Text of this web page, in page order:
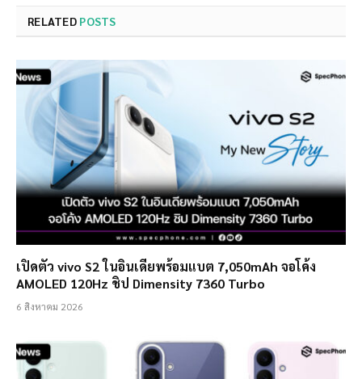
RELATED POSTS
เปิดตัว vivo S2 ในอินเดียพร้อมแบต 7,050mAh จอโค้ง
AMOLED 120Hz ชิป Dimensity 7360 Turbo
6 สิงหาคม 2026